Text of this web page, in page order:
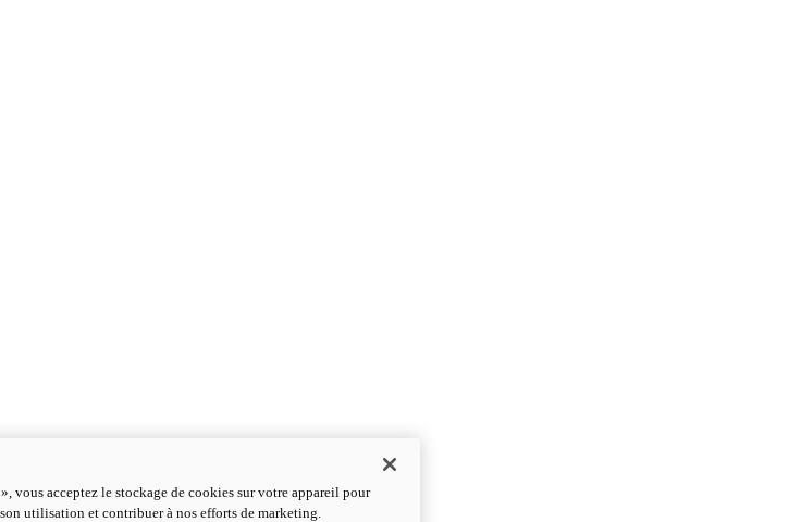
vous acceptez le stockage de cookies sur votre appareil pour
utilisation et contribuer à nos efforts de marketing.